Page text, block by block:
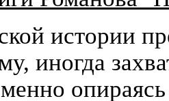
истории
иногда